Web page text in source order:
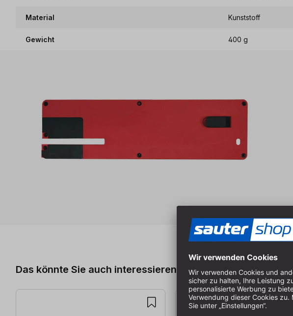
Material Kunststoff
Gewicht 400 g
Das könnte Sie auch interessieren